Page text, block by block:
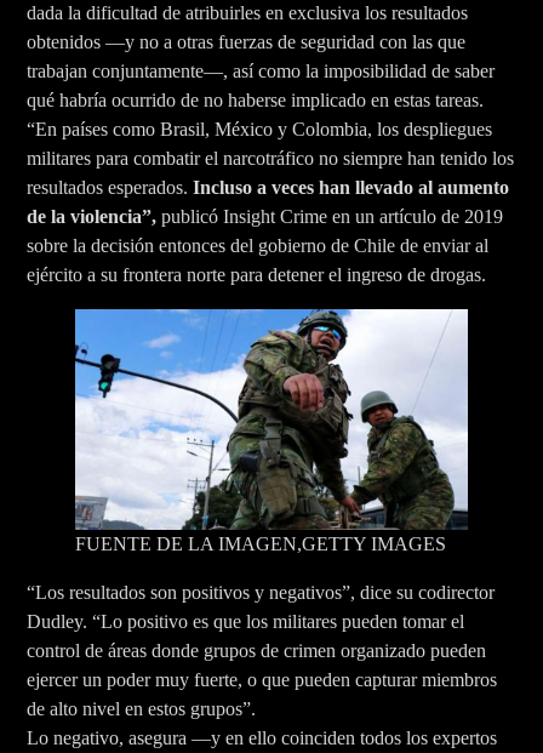
dada la dificultad de atribuirles en exclusiva los resultados
obtenidos —y no a otras fuerzas de seguridad con las que
trabajan conjuntamente—, así como la imposibilidad de saber
qué habría ocurrido de no haberse implicado en estas tareas.
“En países como Brasil, México y Colombia, los despliegues
militares para combatir el narcotráfico no siempre han tenido los
resultados esperados.Incluso a veces han llevado al aumento
de la violencia”,publicó Insight Crime en un artículo de 2019
sobre la decisión entonces del gobierno de Chile de enviar al
ejército a su frontera norte para detener el ingreso de drogas.
FUENTE DE LA IMAGEN,GETTY IMAGES
“Los resultados son positivos y negativos”, dice su codirector
Dudley. “Lo positivo es que los militares pueden tomar el
control de áreas donde grupos de crimen organizado pueden
ejercer un poder muy fuerte, o que pueden capturar miembros
de alto nivel en estos grupos”.
Lo negativo, asegura —y en ello coinciden todos los expertos